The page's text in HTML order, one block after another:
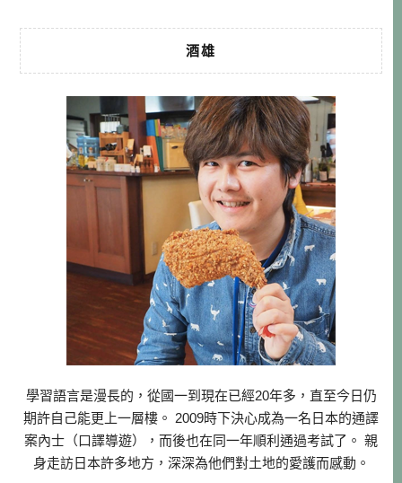
酒雄
學習語言是漫長的，從國一到現在已經20年多，直至今日仍
期許自己能更上一層樓。 2009時下決心成為一名日本的通譯
案內士（口譯導遊），而後也在同一年順利通過考試了。 親
身走訪日本許多地方，深深為他們對土地的愛護而感動。